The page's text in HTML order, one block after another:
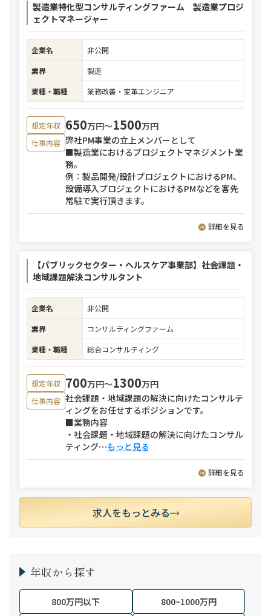
製造業特化型コンサルティングファーム 製造業プロジ
ェクトマネージャー
企業名
非公開
業界
製造
業種・職種
業務改善・変革エンジニア
想定年収 650万円〜1500万円
仕事内容 弊社PM事業の立上メンバーとして
■製造業におけるプロジェクトマネジメント業
務。
例：製品開発/設計プロジェクトにおけるPM、
設備導入プロジェクトにおけるPMなどを客先
常駐で実行頂きます。
詳細を見る
【パブリックセクター・ヘルスケア事業部】社会課題・
地域課題解決コンサルタント
企業名
非公開
業界
コンサルティングファーム
業種・職種
総合コンサルティング
想定年収 700万円〜1300万円
仕事内容 社会課題・地域課題の解決に向けたコンサルテ
ィングをお任せするポジションです。
■業務内容
・社会課題・地域課題の解決に向けたコンサル
ティング⋯もっと見る
詳細を見る
求人をもっとみる
年収から探す
800万円以下 800~1000万円